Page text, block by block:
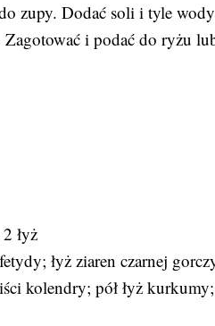
zupy. Dodać soli i tyle
i podać do ryżu
łyż
łyż ziaren czarnej
kolendry; pół łyż